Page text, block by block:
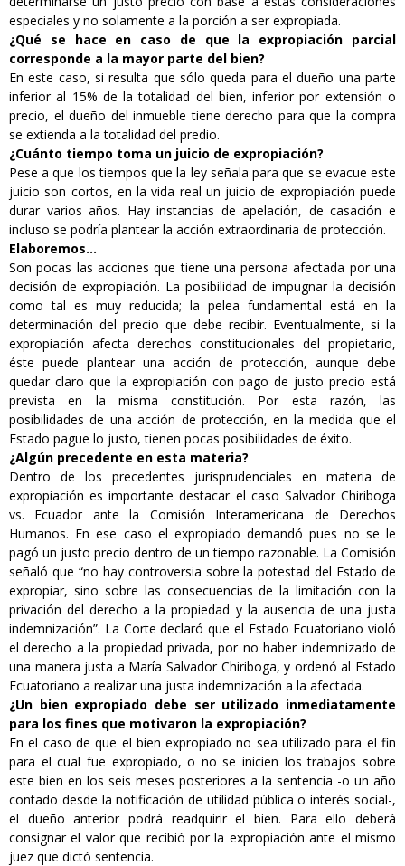
especiales y no solamente a la porción a ser expropiada.
¿Qué se hace en caso de que la expropiación parcial
corresponde a la mayor parte del bien?
En este caso, si resulta que sólo queda para el dueño una parte
inferior al 15% de la totalidad del bien, inferior por extensión o
precio, el dueño del inmueble tiene derecho para que la compra
se extienda a la totalidad del predio.
¿Cuánto tiempo toma un juicio de expropiación?
Pese a que los tiempos que la ley señala para que se evacue este
juicio son cortos, en la vida real un juicio de expropiación puede
durar varios años. Hay instancias de apelación, de casación e
incluso se podría plantear la acción extraordinaria de protección.
Elaboremos…
Son pocas las acciones que tiene una persona afectada por una
decisión de expropiación. La posibilidad de impugnar la decisión
como tal es muy reducida; la pelea fundamental está en la
determinación del precio que debe recibir. Eventualmente, si la
expropiación afecta derechos constitucionales del propietario,
éste puede plantear una acción de protección, aunque debe
quedar claro que la expropiación con pago de justo precio está
prevista en la misma constitución. Por esta razón, las
posibilidades de una acción de protección, en la medida que el
Estado pague lo justo, tienen pocas posibilidades de éxito.
¿Algún precedente en esta materia?
Dentro de los precedentes jurisprudenciales en materia de
expropiación es importante destacar el caso Salvador Chiriboga
vs. Ecuador ante la Comisión Interamericana de Derechos
Humanos. En ese caso el expropiado demandó pues no se le
pagó un justo precio dentro de un tiempo razonable. La Comisión
señaló que “no hay controversia sobre la potestad del Estado de
expropiar, sino sobre las consecuencias de la limitación con la
privación del derecho a la propiedad y la ausencia de una justa
indemnización”. La Corte declaró que el Estado Ecuatoriano violó
el derecho a la propiedad privada, por no haber indemnizado de
una manera justa a María Salvador Chiriboga, y ordenó al Estado
Ecuatoriano a realizar una justa indemnización a la afectada.
¿Un bien expropiado debe ser utilizado inmediatamente
para los fines que motivaron la expropiación?
En el caso de que el bien expropiado no sea utilizado para el fin
para el cual fue expropiado, o no se inicien los trabajos sobre
este bien en los seis meses posteriores a la sentencia -o un año
contado desde la notificación de utilidad pública o interés social-,
el dueño anterior podrá readquirir el bien. Para ello deberá
consignar el valor que recibió por la expropiación ante el mismo
juez que dictó sentencia.